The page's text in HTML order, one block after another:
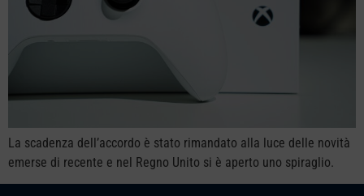
La scadenza dell’accordo è stato rimandato alla luce delle novità
emerse di recente e nel Regno Unito si è aperto uno spiraglio.